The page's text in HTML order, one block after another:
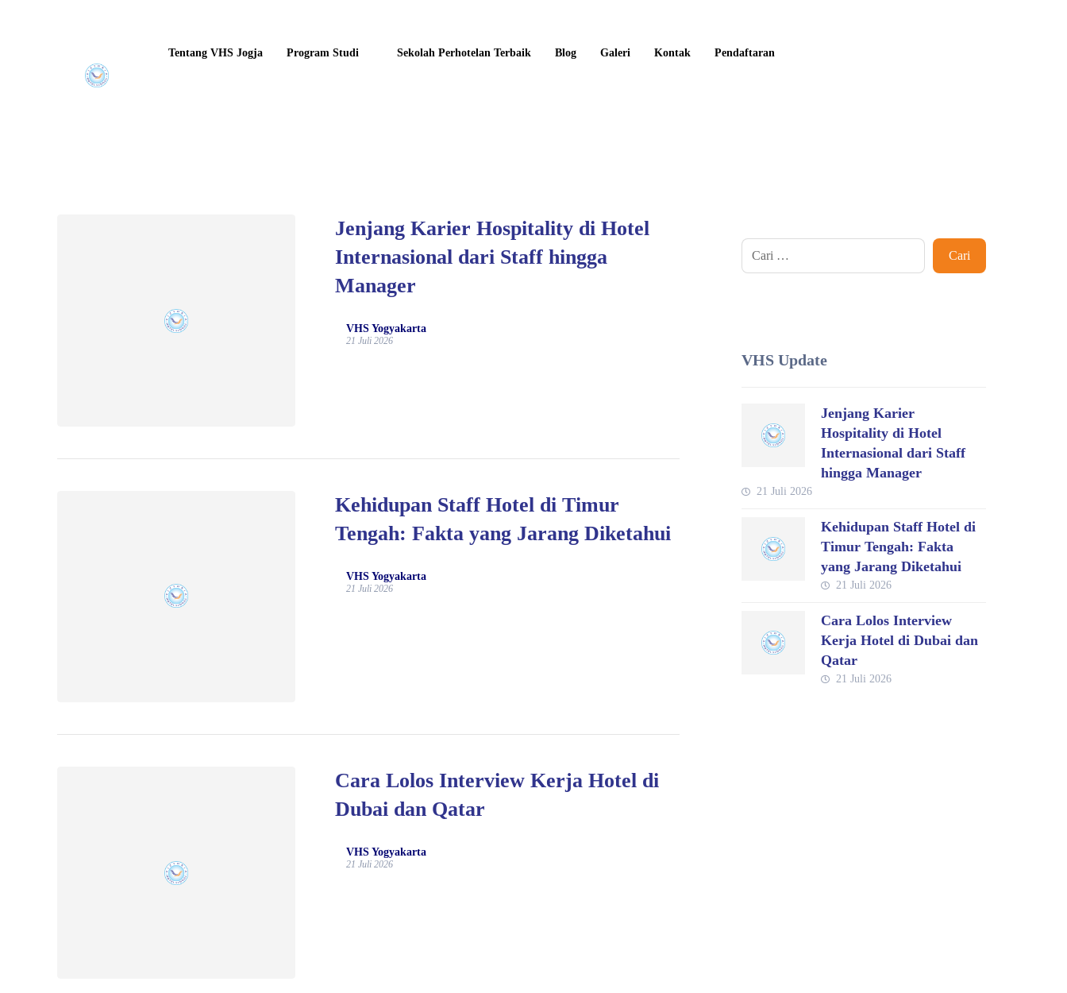
Tentang VHS Jogja Program Studi Sekolah Perhotelan Terbaik Blog Galeri Kontak Pendaftaran
Jenjang Karier Hospitality di Hotel
Internasional dari Staff hingga
Manager
VHS Yogyakarta
21 Juli 2026
Kehidupan Staff Hotel di Timur
Tengah: Fakta yang Jarang Diketahui
VHS Yogyakarta
21 Juli 2026
Cara Lolos Interview Kerja Hotel di
Dubai dan Qatar
VHS Yogyakarta
21 Juli 2026
VHS Update
Jenjang Karier
Hospitality di Hotel
Internasional dari Staff
hingga Manager
21 Juli 2026
Kehidupan Staff Hotel di
Timur Tengah: Fakta
yang Jarang Diketahui
21 Juli 2026
Cara Lolos Interview
Kerja Hotel di Dubai dan
Qatar
21 Juli 2026